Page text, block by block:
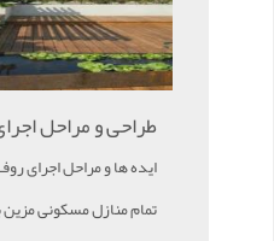
طراحی و مراحل
ایده ها و مراحل اجرای
تمام منازل مسکونی